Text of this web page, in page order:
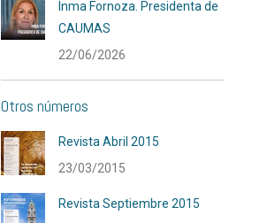
Inma Fornoza. Presidenta de
CAUMAS
22/06/2026
Otros números
Revista Abril 2015
23/03/2015
Revista Septiembre 2015